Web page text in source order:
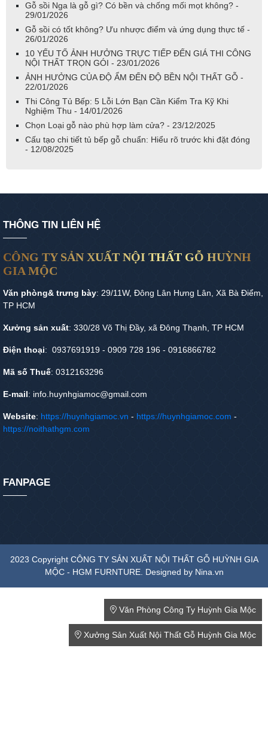
Gỗ sồi Nga là gỗ gì? Có bền và chống mối mọt không? -
29/01/2026
Gỗ sồi có tốt không? Ưu nhược điểm và ứng dụng thực tế -
26/01/2026
10 YẾU TỐ ẢNH HƯỞNG TRỰC TIẾP ĐẾN GIÁ THI CÔNG
NỘI THẤT TRỌN GÓI - 23/01/2026
ẢNH HƯỞNG CỦA ĐỘ ẨM ĐẾN ĐỘ BỀN NỘI THẤT GỖ -
22/01/2026
Thi Công Tủ Bếp: 5 Lỗi Lớn Bạn Cần Kiểm Tra Kỹ Khi
Nghiệm Thu - 14/01/2026
Chọn Loại gỗ nào phù hợp làm cửa? - 23/12/2025
Cấu tạo chi tiết tủ bếp gỗ chuẩn: Hiểu rõ trước khi đặt đóng
- 12/08/2025
THÔNG TIN LIÊN HỆ
CÔNG TY SẢN XUẤT NỘI THẤT GỖ HUỲNH
GIA MỘC
Văn phòng& trưng bày: 29/11W, Đông Lân Hưng Lân, Xã Bà Điểm,
TP HCM
Xưởng sản xuất: 330/28 Võ Thị Đầy, xã Đông Thạnh, TP HCM
Điện thoại: 0937691919 - 0909 728 196 - 0916866782
Mã số Thuế: 0312163296
E-mail: info.huynhgiamoc@gmail.com
Website: https://huynhgiamoc.vn - https://huynhgiamoc.com -
https://noithathgm.com
FANPAGE
2023 Copyright CÔNG TY SẢN XUẤT NỘI THẤT GỖ HUỲNH GIA
MỘC - HGM FURNTURE. Designed by Nina.vn
Văn Phòng Công Ty Huỳnh Gia Mộc
Xưởng Sản Xuất Nội Thất Gỗ Huỳnh Gia Mộc